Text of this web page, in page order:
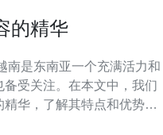
的精华
受关注。在本文中，我们
华，了解其特点和优势。